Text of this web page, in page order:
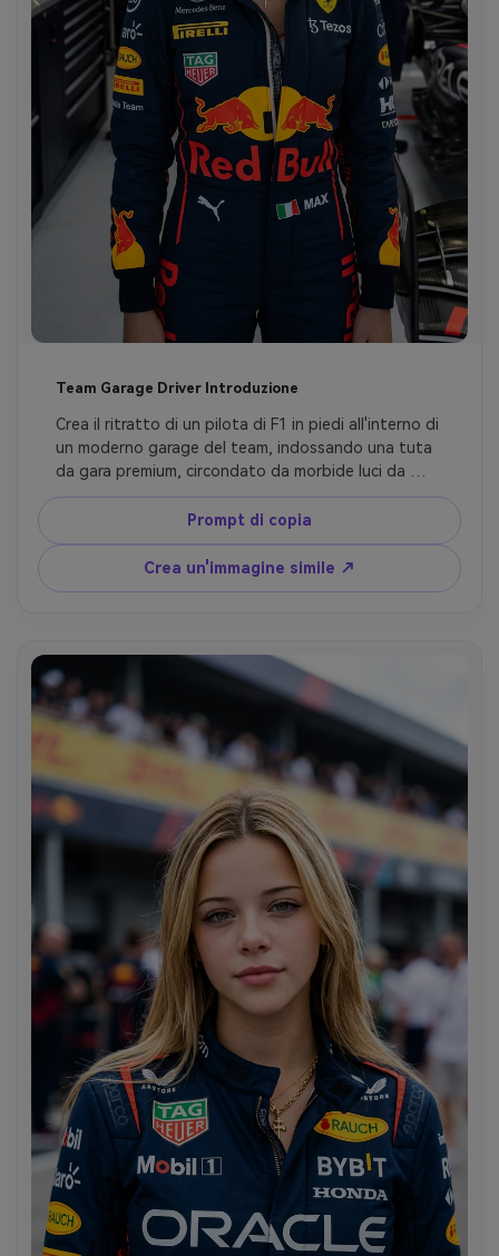
Team Garage Driver Introduzione
Crea il ritratto di un pilota di F1 in piedi all'interno di
un moderno garage del team, indossando una tuta
da gara premium, circondato da morbide luci da
officina, pile di pneumatici e meccaniche sfocate,
con ombre cinematografiche, seria messa a fuoco
pre-gara, autentica energia di branding motorsport,
dettagli ultra realistici, preservando volti originali.
Prompt di copia
Crea un'immagine simile ↗